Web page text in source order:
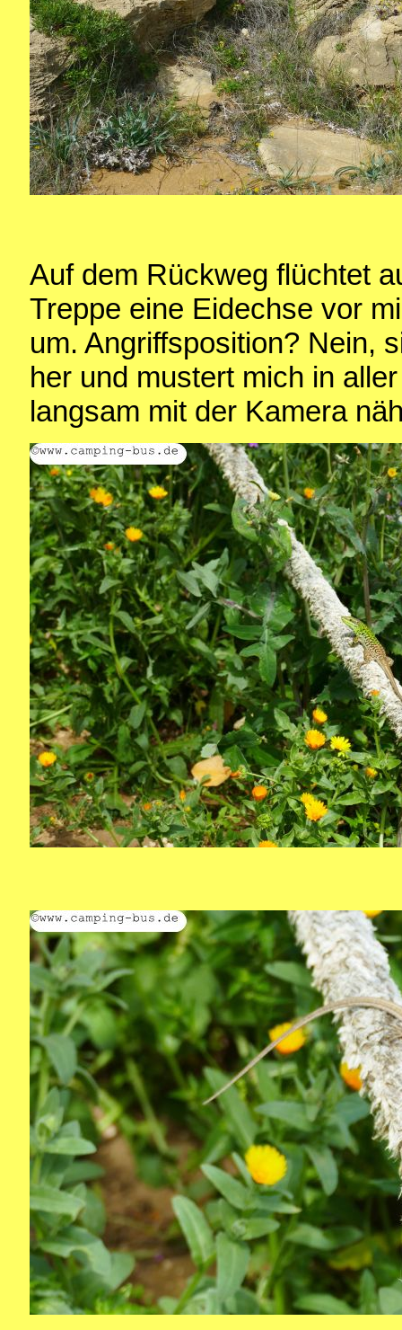
Auf dem Rückweg flüchtet
Treppe eine Eidechse vor
um. Angriffsposition? Nein,
her und mustert mich in
langsam mit der Kamera